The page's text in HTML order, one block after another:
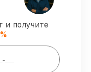
– все все
сервисной
и получите